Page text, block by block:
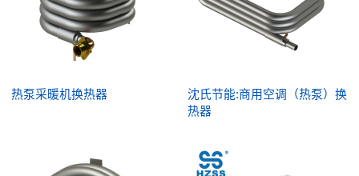
热泵采暖机换热器
沈氏节能:商用空调（热泵）换
热器